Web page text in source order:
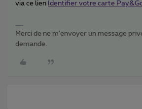
via ce lien Identifier votre carte
Merci de ne m'envoyer un message
demande.